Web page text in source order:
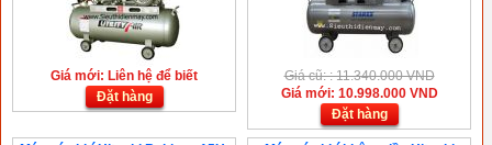
Giá mới: Liên hệ để biết
Đặt hàng
Giá cũ: : 11.340.000 VND
Giá mới: 10.998.000 VND
Đặt hàng